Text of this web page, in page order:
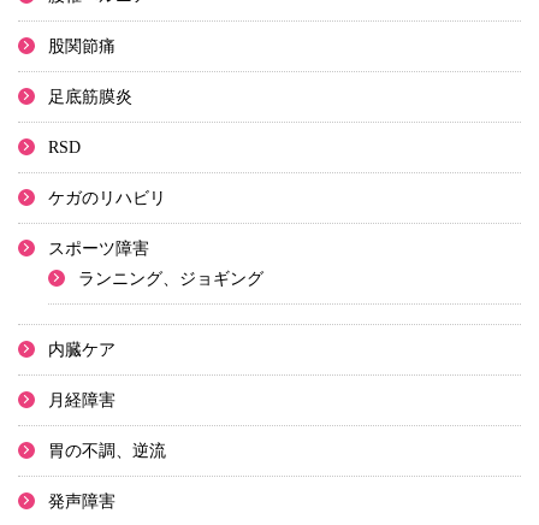
股関節痛
足底筋膜炎
RSD
ケガのリハビリ
スポーツ障害
ランニング、ジョギング
内臓ケア
月経障害
胃の不調、逆流
発声障害